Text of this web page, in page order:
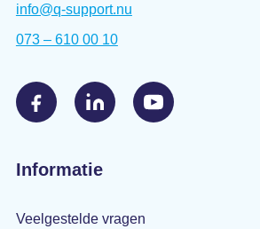
info@q-support.nu
073 – 610 00 10
Informatie
Veelgestelde vragen